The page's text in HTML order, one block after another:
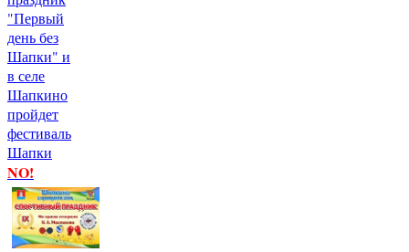
"Первый
день без
Шапки" и
в селе
Шапкино
пройдет
фестиваль
Шапки
NO!